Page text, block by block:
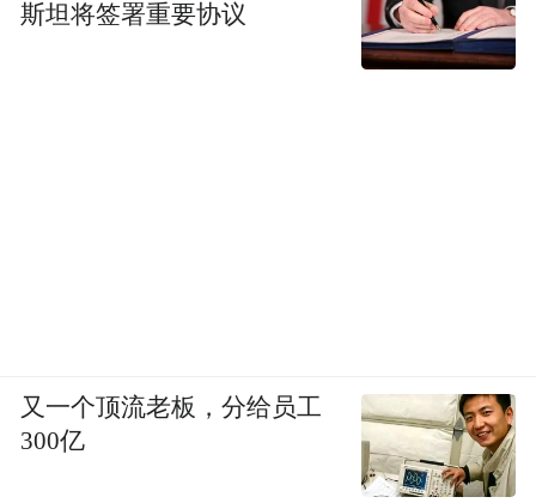
斯坦将签署重要协议
又一个顶流老板，分给员工
300亿